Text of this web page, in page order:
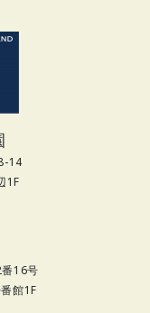
14
16号
1F